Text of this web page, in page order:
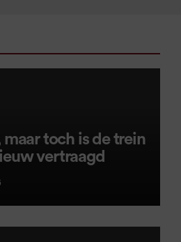
maar toch is de trein
vertraagd